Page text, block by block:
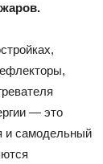
— это
и самодельный